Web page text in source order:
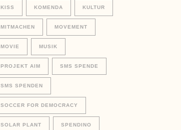
KISS KOMENDA KULTUR
MITMACHEN MOVEMENT
MOVIE MUSIK
PROJEKT AIM SMS SPENDE
SMS SPENDEN
SOCCER FOR DEMOCRACY
SOLAR PLANT SPENDINO